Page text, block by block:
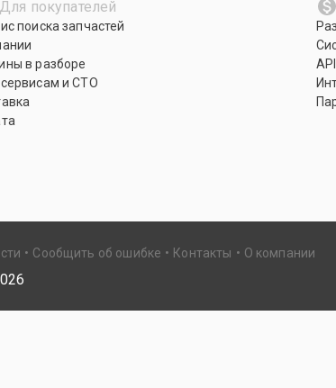
Для покупателей
поиска запчастей
в разборе
и СТО
API
Сообщить об ошибке Контакты О компании